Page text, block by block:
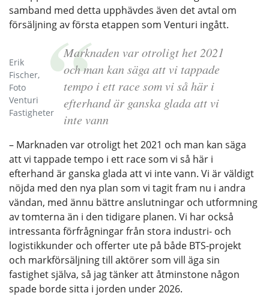
samband med detta upphävdes även det avtal om
försäljning av första etappen som Venturi ingått.
Erik
Fischer,
Foto
Venturi
Fastigheter
Marknaden var otroligt het 2021
och man kan säga att vi tappade
tempo i ett race som vi så här i
efterhand är ganska glada att vi
inte vann
– Marknaden var otroligt het 2021 och man kan säga
att vi tappade tempo i ett race som vi så här i
efterhand är ganska glada att vi inte vann. Vi är väldigt
nöjda med den nya plan som vi tagit fram nu i andra
vändan, med ännu bättre anslutningar och utformning
av tomterna än i den tidigare planen. Vi har också
intressanta förfrågningar från stora industri- och
logistikkunder och offerter ute på både BTS-projekt
och markförsäljning till aktörer som vill äga sin
fastighet själva, så jag tänker att åtminstone någon
spade borde sitta i jorden under 2026.